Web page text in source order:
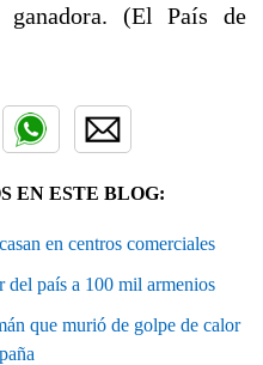
(El País de
EN ESTE BLOG:
en centros comerciales
del país a 100 mil armenios
que murió de golpe de calor